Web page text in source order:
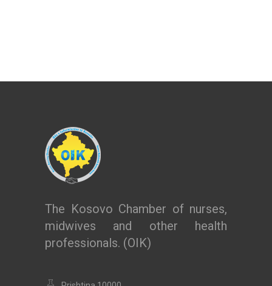
The Kosovo Chamber of nurses,
midwives and other health
professionals. (OIK)